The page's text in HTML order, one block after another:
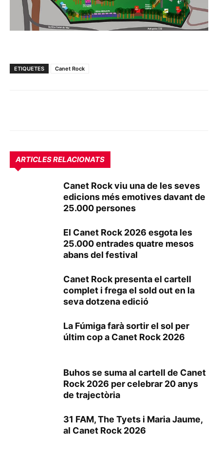
ETIQUETES Canet Rock
ARTICLES RELACIONATS
Canet Rock viu una de les seves
edicions més emotives davant de
25.000 persones
El Canet Rock 2026 esgota les
25.000 entrades quatre mesos
abans del festival
Canet Rock presenta el cartell
complet i frega el sold out en la
seva dotzena edició
La Fúmiga farà sortir el sol per
últim cop a Canet Rock 2026
Buhos se suma al cartell de Canet
Rock 2026 per celebrar 20 anys
de trajectòria
31 FAM, The Tyets i Maria Jaume,
al Canet Rock 2026